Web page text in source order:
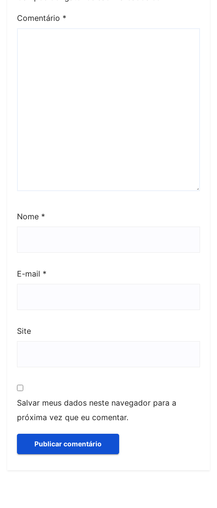
Comentário *
Nome *
E-mail *
Site
Salvar meus dados neste navegador para a
próxima vez que eu comentar.